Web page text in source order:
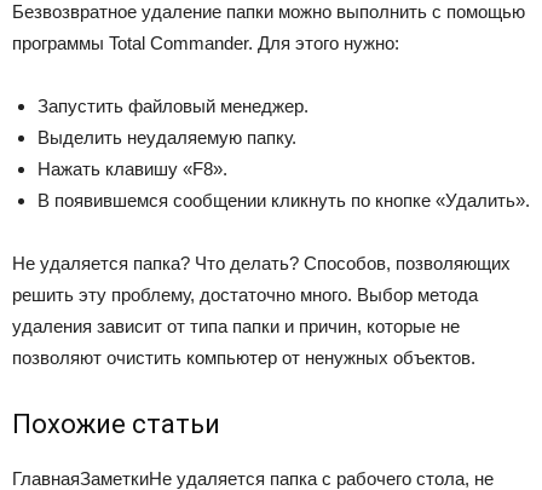
Безвозвратное удаление папки можно выполнить с помощью
программы Total Commander. Для этого нужно:
Запустить файловый менеджер.
Выделить неудаляемую папку.
Нажать клавишу «F8».
В появившемся сообщении кликнуть по кнопке «Удалить».
Не удаляется папка? Что делать? Способов, позволяющих
решить эту проблему, достаточно много. Выбор метода
удаления зависит от типа папки и причин, которые не
позволяют очистить компьютер от ненужных объектов.
Похожие статьи
ГлавнаяЗаметкиНе удаляется папка с рабочего стола, не